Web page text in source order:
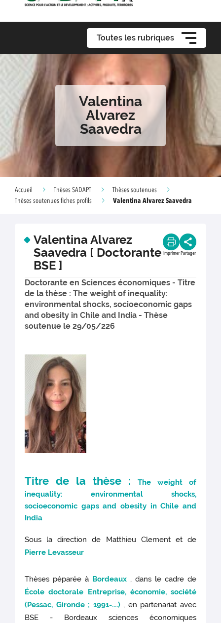
Toutes les rubriques
Valentina
Alvarez
Saavedra
Accueil Thèses SADAPT
Thèses soutenues
Thèses soutenues fiches profils
Valentina Alvarez Saavedra
Valentina Alvarez
Saavedra [ Doctorante
BSE ]
Imprimer Partager
Doctorante en Sciences économiques - Titre
de la thèse : The weight of inequality:
environmental shocks, socioeconomic gaps
and obesity in Chile and India - Thèse
soutenue le 29/05/226
Titre de la thèse :
The weight of
inequality: environmental shocks,
socioeconomic gaps and obesity in Chile and
India
Sous la direction de Matthieu Clement et de
Pierre Levasseur
Thèses péparée à Bordeaux , dans le cadre de
École doctorale Entreprise, économie, société
(Pessac, Gironde ; 1991-....) , en partenariat avec
BSE - Bordeaux sciences économiques